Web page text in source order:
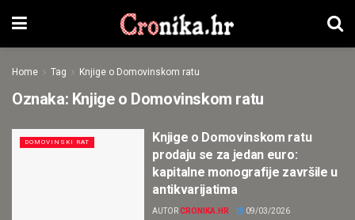
Home Tag Knjige o Domovinskom ratu
Oznaka: Knjige o Domovinskom ratu
DOMOVINSKI RAT
Knjige o Domovinskom ratu
prodaju se za jedan euro:
kapitalne monografije završile u
antikvarijatima
AUTORCRONIKA.HR 09/03/2026